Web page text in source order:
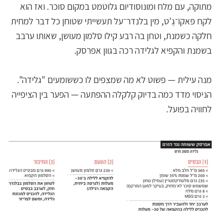
מתוקה, עם מלח ומונוסודיום גלוטמט במקום סוכר. ואז הוא
לקח פּאקוֹ־גֶ'ט, מין בלנדר־על תעשייתי שטוחן כל דבר למחית
חלקה כשמנת, וטחן בה רבע קילו סלמון מעושן, שאותו ערבב
בשמנת והקפיא לגלידה רכה בגוון אפרסק.
מנה עילית — פשוט לא מה שמצפים לו כששומעים "גלידה".
הניסוי מדד כמה בדיוק קלקלה ההפתעה — הפער בין הציפייה
לחוויה בפועל.